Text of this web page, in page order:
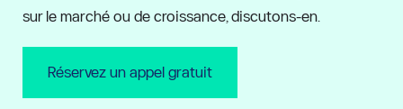
sur le marché ou de croissance, discutons-en.
Réservez un appel gratuit